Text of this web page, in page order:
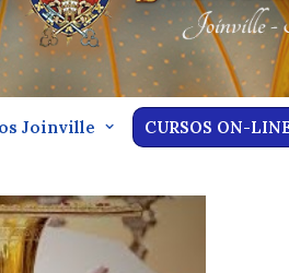
Joinville CURSOS ON-